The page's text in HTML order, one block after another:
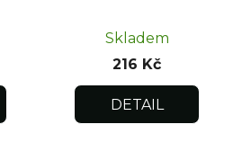
Skladem
216 Kč
DETAIL